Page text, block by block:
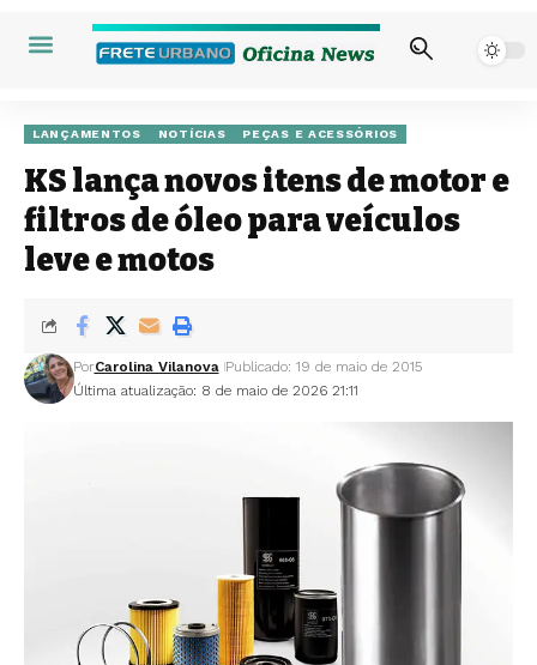
LANÇAMENTOS NOTÍCIAS PEÇAS E ACESSÓRIOS
KS lança novos itens de motor e
filtros de óleo para veículos
leve e motos
Última atualização: 8 de maio de 2026 21:11
PorCarolina Vilanova Publicado: 19 de maio de 2015